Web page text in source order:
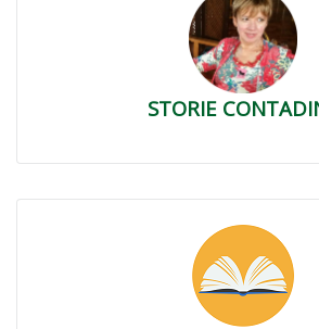
STORIE